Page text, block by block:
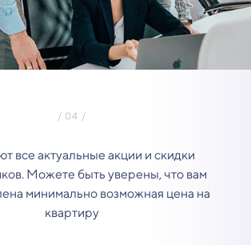
все актуальные акции и скидки
Можете быть уверены, что вам
минимально возможная цена на
квартиру